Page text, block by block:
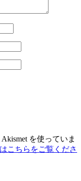
を使っていま
こちらをご覧くださ